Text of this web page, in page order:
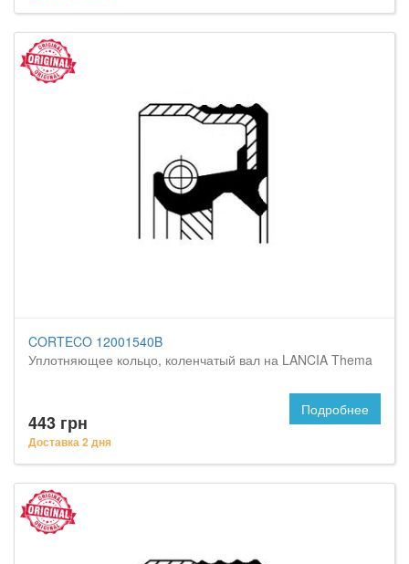
CORTECO 12001540B
Уплотняющее кольцо, коленчатый вал на LANCIA Thema
443 грн
Доставка 2 дня
Подробнее